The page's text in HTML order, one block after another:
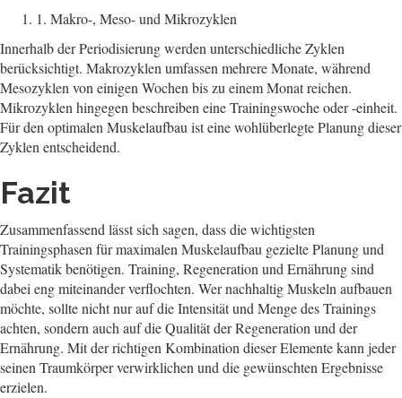
1. Makro-, Meso- und Mikrozyklen
Innerhalb der Periodisierung werden unterschiedliche Zyklen
berücksichtigt. Makrozyklen umfassen mehrere Monate, während
Mesozyklen von einigen Wochen bis zu einem Monat reichen.
Mikrozyklen hingegen beschreiben eine Trainingswoche oder -einheit.
Für den optimalen Muskelaufbau ist eine wohlüberlegte Planung dieser
Zyklen entscheidend.
Fazit
Zusammenfassend lässt sich sagen, dass die wichtigsten
Trainingsphasen für maximalen Muskelaufbau gezielte Planung und
Systematik benötigen. Training, Regeneration und Ernährung sind
dabei eng miteinander verflochten. Wer nachhaltig Muskeln aufbauen
möchte, sollte nicht nur auf die Intensität und Menge des Trainings
achten, sondern auch auf die Qualität der Regeneration und der
Ernährung. Mit der richtigen Kombination dieser Elemente kann jeder
seinen Traumkörper verwirklichen und die gewünschten Ergebnisse
erzielen.